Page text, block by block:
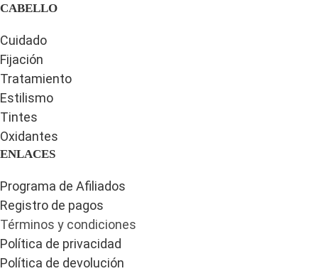
CABELLO
Cuidado
Fijación
Tratamiento
Estilismo
Tintes
Oxidantes
ENLACES
Programa de Afiliados
Registro de pagos
Términos y condiciones
Política de privacidad
Política de devolución